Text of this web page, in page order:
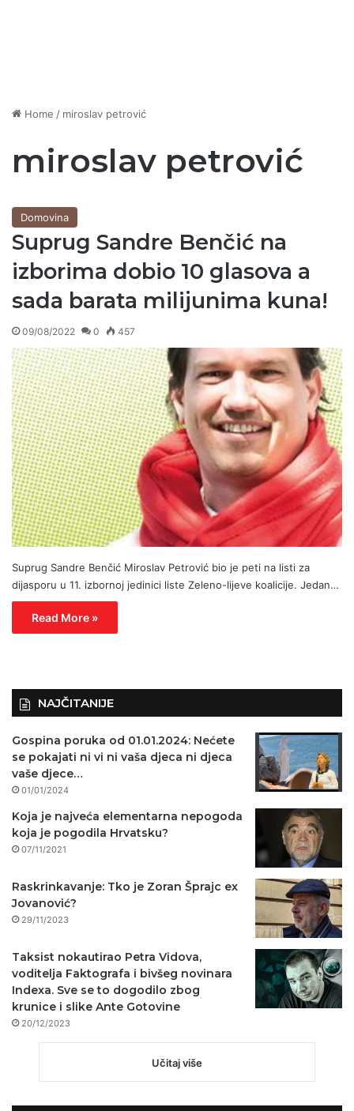
Home / miroslav petrović
miroslav petrović
Domovina
Suprug Sandre Benčić na
izborima dobio 10 glasova a
sada barata milijunima kuna!
09/08/2022 0 457
Suprug Sandre Benčić Miroslav Petrović bio je peti na listi za
dijasporu u 11. izbornoj jedinici liste Zeleno-lijeve koalicije. Jedan…
Read More »
NAJČITANIJE
Gospina poruka od 01.01.2024: Nećete
se pokajati ni vi ni vaša djeca ni djeca
vaše djece…
01/01/2024
Koja je najveća elementarna nepogoda
koja je pogodila Hrvatsku?
07/11/2021
Raskrinkavanje: Tko je Zoran Šprajc ex
Jovanović?
29/11/2023
Taksist nokautirao Petra Vidova,
voditelja Faktografa i bivšeg novinara
Indexa. Sve se to dogodilo zbog
krunice i slike Ante Gotovine
20/12/2023
Učitaj više